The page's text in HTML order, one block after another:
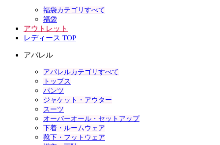
福袋カテゴリすべて
福袋
アウトレット
レディース TOP
アパレル
アパレルカテゴリすべて
トップス
パンツ
ジャケット・アウター
スーツ
オーバーオール・セットアップ
下着・ルームウェア
靴下・フットウェア